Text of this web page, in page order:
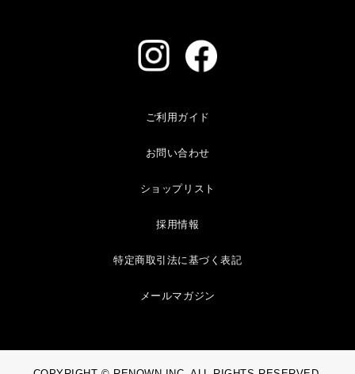
ご利用ガイド
お問い合わせ
ショップリスト
採用情報
特定商取引法に基づく表記
メールマガジン